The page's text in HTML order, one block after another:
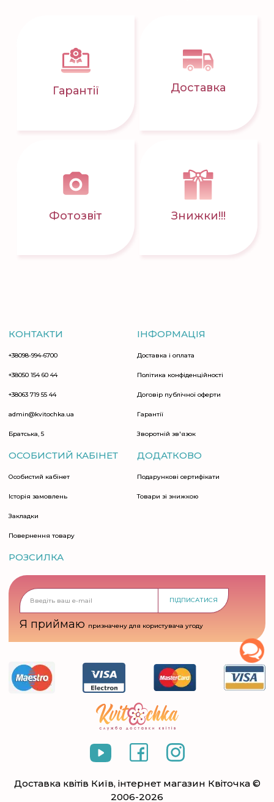
Гарантії Доставка
Фотозвіт Знижки!!!
КОНТАКТИ
+38098-994-6700
+38050 154 60 44
+38063 719 55 44
admin@kvitochka.ua
Братська, 5
ІНФОРМАЦІЯ
Доставка і оплата
Політика конфіденційності
Договір публічної оферти
Гарантії
Зворотній зв'язок
ОСОБИСТИЙ КАБІНЕТ
Особистий кабінет
Історія замовлень
Закладки
Повернення товару
ДОДАТКОВО
Подарункові сертифікати
Товари зі знижкою
Доставка квітів Київ, інтернет магазин Квіточка ©
2006-2026
РОЗСИЛКА
ПІДПИСАТИСЯ
Я приймаю призначену для користувача угоду